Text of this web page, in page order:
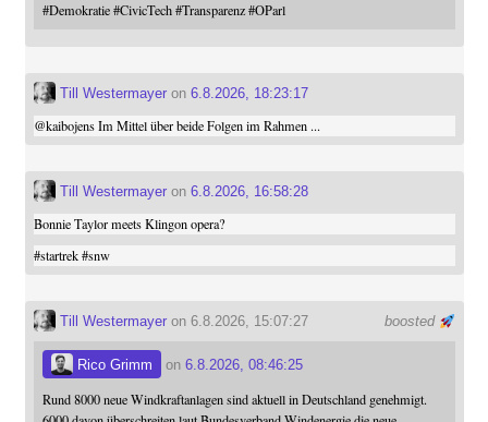
#Demokratie #CivicTech #Transparenz #OParl
Till Westermayeron 6.8.2026, 18:23:17
@kaibojensIm Mittel über beide Folgen im Rahmen ...
Till Westermayeron 6.8.2026, 16:58:28
Bonnie Taylor meets Klingon opera?
#startrek #snw
boosted
Till Westermayeron 6.8.2026, 15:07:27
Rico Grimm on 6.8.2026, 08:46:25
Rund 8000 neue Windkraftanlagen sind aktuell in Deutschland genehmigt.